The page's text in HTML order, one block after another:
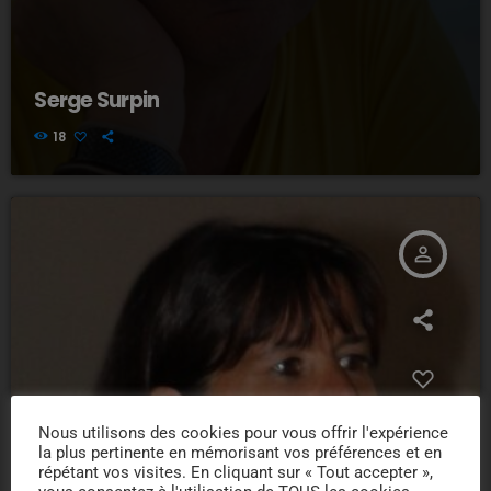
Serge Surpin
18
person_outline
Nous utilisons des cookies pour vous offrir l'expérience
la plus pertinente en mémorisant vos préférences et en
répétant vos visites. En cliquant sur « Tout accepter »,